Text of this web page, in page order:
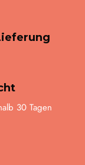
30 Tagen